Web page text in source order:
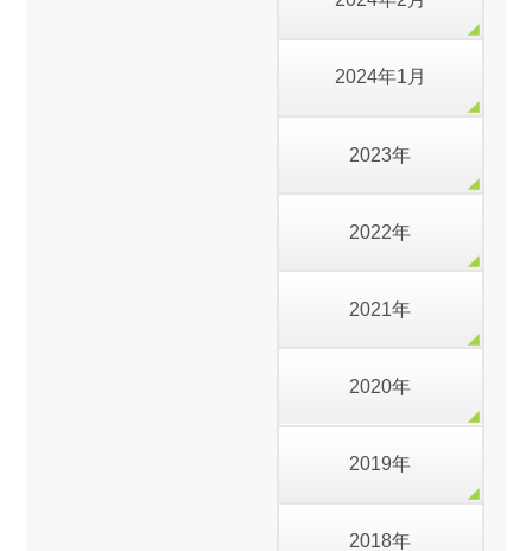
2024年1月
2023年
2022年
2021年
2020年
2019年
2018年